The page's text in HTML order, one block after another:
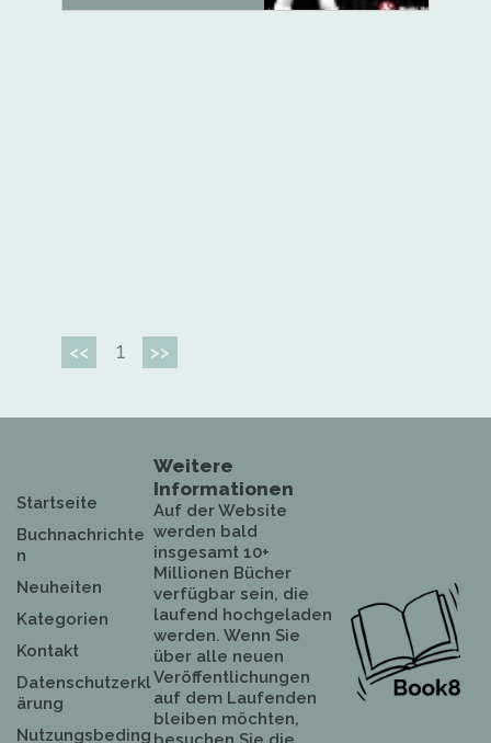
<< 1 >>
Startseite
Buchnachrichte
n
Neuheiten
Kategorien
Kontakt
Datenschutzerkl
ärung
Nutzungsbeding
Weitere
Informationen
Auf der Website
werden bald
insgesamt 10+
Millionen Bücher
verfügbar sein, die
laufend hochgeladen
werden. Wenn Sie
über alle neuen
Veröffentlichungen
auf dem Laufenden
bleiben möchten,